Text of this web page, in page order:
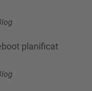
planificat